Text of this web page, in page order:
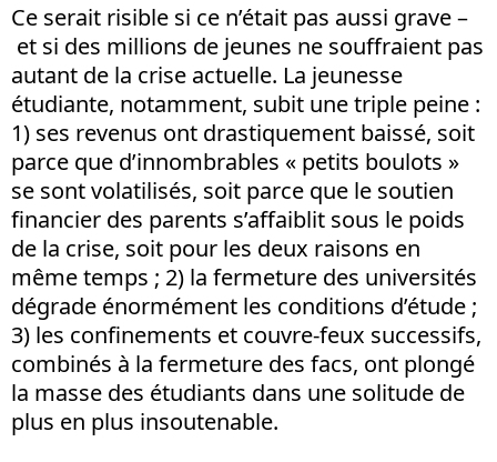
Ce serait risible si ce n’était pas aussi grave –
et si des millions de jeunes ne souffraient pas
autant de la crise actuelle. La jeunesse
étudiante, notamment, subit une triple peine :
1) ses revenus ont drastiquement baissé, soit
parce que d’innombrables « petits boulots »
se sont volatilisés, soit parce que le soutien
financier des parents s’affaiblit sous le poids
de la crise, soit pour les deux raisons en
même temps ; 2) la fermeture des universités
dégrade énormément les conditions d’étude ;
3) les confinements et couvre-feux successifs,
combinés à la fermeture des facs, ont plongé
la masse des étudiants dans une solitude de
plus en plus insoutenable.